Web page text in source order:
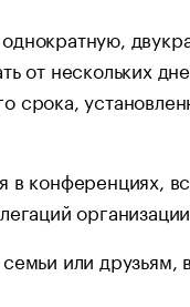
от нескольких
срока,
в конференциях,
или друзьям,